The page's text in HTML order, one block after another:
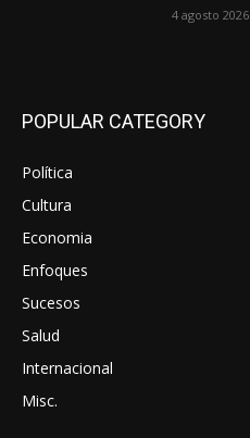
4 agosto 2026
POPULAR CATEGORY
Política
Cultura
Economia
Enfoques
Sucesos
Salud
Internacional
Misc.